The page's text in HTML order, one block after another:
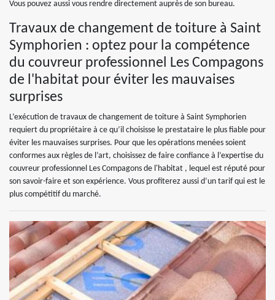
Vous pouvez aussi vous rendre directement auprès de son bureau.
Travaux de changement de toiture à Saint
Symphorien : optez pour la compétence
du couvreur professionnel Les Compagons
de l'habitat pour éviter les mauvaises
surprises
L’exécution de travaux de changement de toiture à Saint Symphorien
requiert du propriétaire à ce qu’il choisisse le prestataire le plus fiable pour
éviter les mauvaises surprises. Pour que les opérations menées soient
conformes aux règles de l’art, choisissez de faire confiance à l’expertise du
couvreur professionnel Les Compagons de l'habitat , lequel est réputé pour
son savoir-faire et son expérience. Vous profiterez aussi d’un tarif qui est le
plus compétitif du marché.